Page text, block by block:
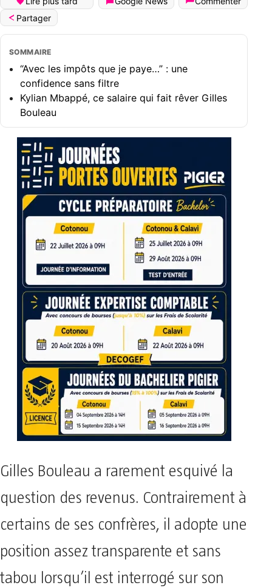
Partager
SOMMAIRE
“Avec les impôts que je paye…” : une
confidence sans filtre
Kylian Mbappé, ce salaire qui fait rêver Gilles
Bouleau
Gilles Bouleau a rarement esquivé la
question des revenus. Contrairement à
certains de ses confrères, il adopte une
position assez transparente et sans
tabou lorsqu’il est interrogé sur son